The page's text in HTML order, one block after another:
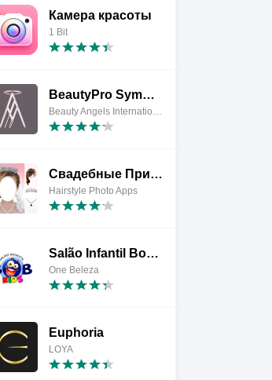
Камера красоты
1 Bit
BeautyPro Symmetry App Interna
Beauty Angels International
Свадебные Прически
Hairstyle Photo Apps
Salão Infantil Bob Kids
One Beleza
Euphoria
LOYA